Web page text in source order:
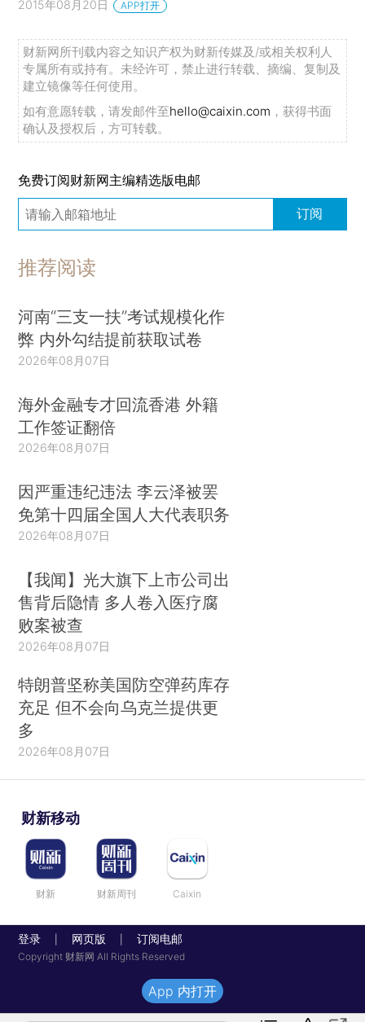
2015年08月20日 APP打开
财新网所刊载内容之知识产权为财新传媒及/或相关权利人
专属所有或持有。未经许可，禁止进行转载、摘编、复制及
建立镜像等任何使用。
如有意愿转载，请发邮件至hello@caixin.com ，获得书面
确认及授权后，方可转载。
免费订阅财新网主编精选版电邮
订阅
推荐阅读
河南“三支一扶”考试规模化作
弊 内外勾结提前获取试卷
2026年08月07日
海外金融专才回流香港 外籍
工作签证翻倍
2026年08月07日
因严重违纪违法 李云泽被罢
免第十四届全国人大代表职务
2026年08月07日
【我闻】光大旗下上市公司出
售背后隐情 多人卷入医疗腐
败案被查
2026年08月07日
特朗普坚称美国防空弹药库存
充足 但不会向乌克兰提供更
多
2026年08月07日
财新移动
财新 财新周刊 Caixin
登录 网页版 订阅电邮
Copyright 财新网 All Rights Reserved
App 内打开